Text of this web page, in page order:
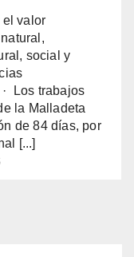
el valor
social y
Los trabajos
la Malladeta
de 84 días, por
[...]